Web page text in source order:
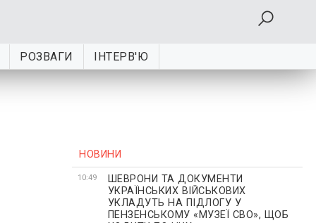
РОЗВАГИ ІНТЕРВ'Ю
НОВИНИ
10:49
ШЕВРОНИ ТА ДОКУМЕНТИ
УКРАЇНСЬКИХ ВІЙСЬКОВИХ
УКЛАДУТЬ НА ПІДЛОГУ У
ПЕНЗЕНСЬКОМУ «МУЗЕЇ СВО», ЩОБ